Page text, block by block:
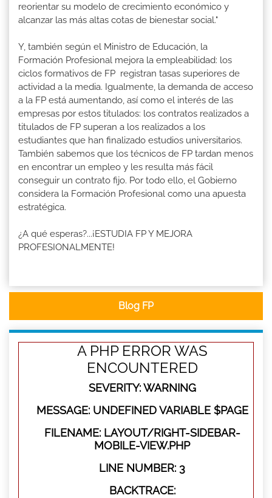
reorientar su modelo de crecimiento económico y
alcanzar las más altas cotas de bienestar social."
Y, también según el Ministro de Educación, la
Formación Profesional mejora la empleabilidad: los
ciclos formativos de FP registran tasas superiores de
actividad a la media. Igualmente, la demanda de acceso
a la FP está aumentando, así como el interés de las
empresas por estos titulados: los contratos realizados a
titulados de FP superan a los realizados a los
estudiantes que han finalizado estudios universitarios.
También sabemos que los técnicos de FP tardan menos
en encontrar un empleo y les resulta más fácil
conseguir un contrato fijo. Por todo ello, el Gobierno
considera la Formación Profesional como una apuesta
estratégica.
¿A qué esperas?...¡ESTUDIA FP Y MEJORA
PROFESIONALMENTE!
Blog FP
A PHP ERROR WAS
ENCOUNTERED
SEVERITY: WARNING
MESSAGE: UNDEFINED VARIABLE $PAGE
FILENAME: LAYOUT/RIGHT-SIDEBAR-
MOBILE-VIEW.PHP
LINE NUMBER: 3
BACKTRACE: